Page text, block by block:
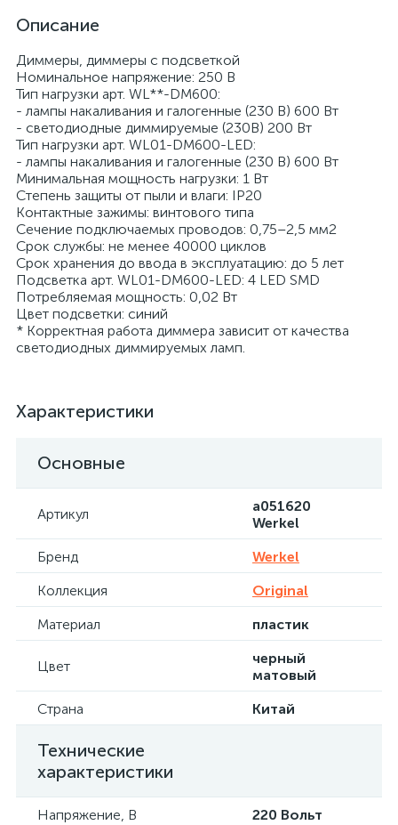
Описание
Диммеры, диммеры с подсветкой
Номинальное напряжение: 250 В
Тип нагрузки арт. WL**-DM600:
- лампы накаливания и галогенные (230 В) 600 Вт
- светодиодные диммируемые (230В) 200 Вт
Тип нагрузки арт. WL01-DM600-LED:
- лампы накаливания и галогенные (230 В) 600 Вт
Минимальная мощность нагрузки: 1 Вт
Степень защиты от пыли и влаги: IР20
Контактные зажимы: винтового типа
Сечение подключаемых проводов: 0,75–2,5 мм2
Срок службы: не менее 40000 циклов
Срок хранения до ввода в эксплуатацию: до 5 лет
Подсветка арт. WL01-DM600-LED: 4 LED SMD
Потребляемая мощность: 0,02 Вт
Цвет подсветки: синий
* Корректная работа диммера зависит от качества
светодиодных диммируемых ламп.
Характеристики
Основные
Артикул
a051620
Werkel
Бренд
Werkel
Коллекция
Original
Материал
пластик
Цвет
черный
матовый
Страна
Китай
Технические
характеристики
Напряжение, В 220 Вольт